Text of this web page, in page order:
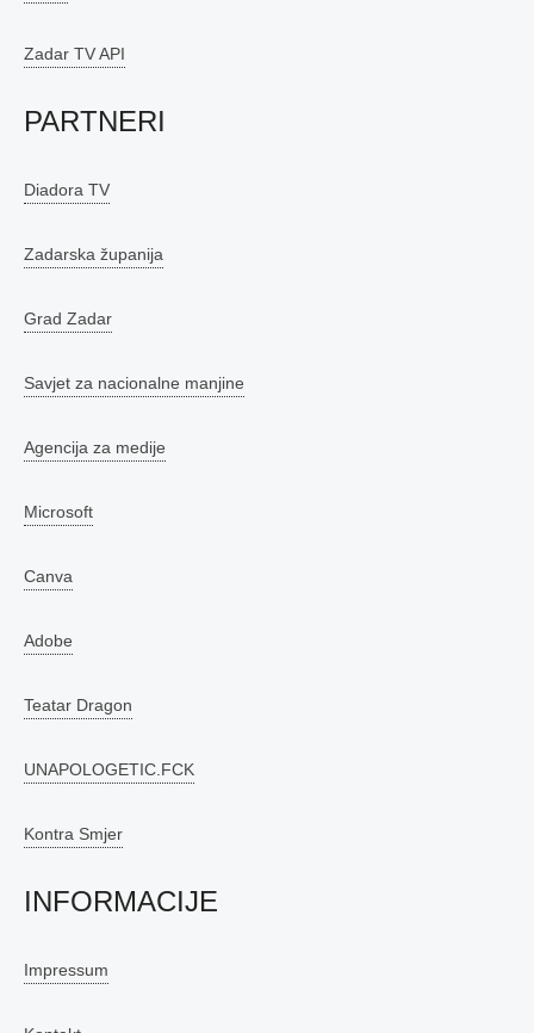
Zadar TV API
PARTNERI
Diadora TV
Zadarska županija
Grad Zadar
Savjet za nacionalne manjine
Agencija za medije
Microsoft
Canva
Adobe
Teatar Dragon
UNAPOLOGETIC.FCK
Kontra Smjer
INFORMACIJE
Impressum